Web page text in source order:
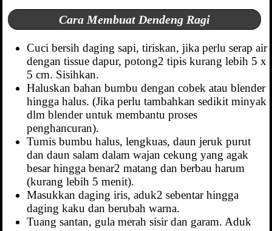
Cara Membuat Dendeng Ragi
Cuci bersih daging sapi, tiriskan, jika perlu serap air
dengan tissue dapur, potong2 tipis kurang lebih 5 x
5 cm. Sisihkan.
Haluskan bahan bumbu dengan cobek atau blender
hingga halus. (Jika perlu tambahkan sedikit minyak
dlm blender untuk membantu proses
penghancuran).
Tumis bumbu halus, lengkuas, daun jeruk purut
dan daun salam dalam wajan cekung yang agak
besar hingga benar2 matang dan berbau harum
(kurang lebih 5 menit).
Masukkan daging iris, aduk2 sebentar hingga
daging kaku dan berubah warna.
Tuang santan, gula merah sisir dan garam. Aduk